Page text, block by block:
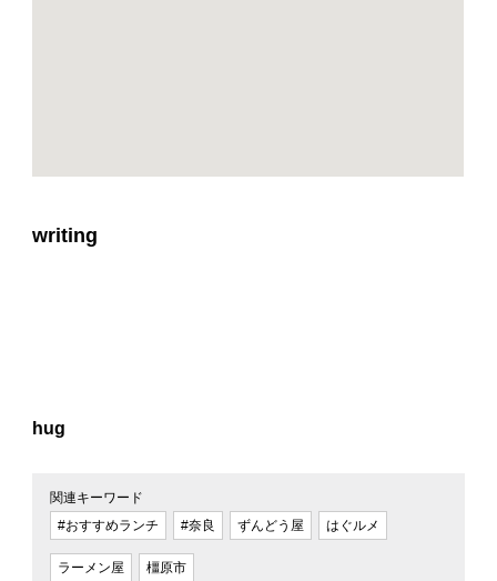
writing
hug
関連キーワード
#おすすめランチ
#奈良 ずんどう屋 はぐルメ
ラーメン屋 橿原市